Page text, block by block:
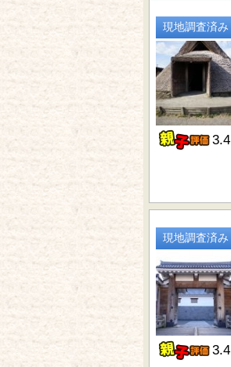
現地調査済み
3.4
現地調査済み
3.4